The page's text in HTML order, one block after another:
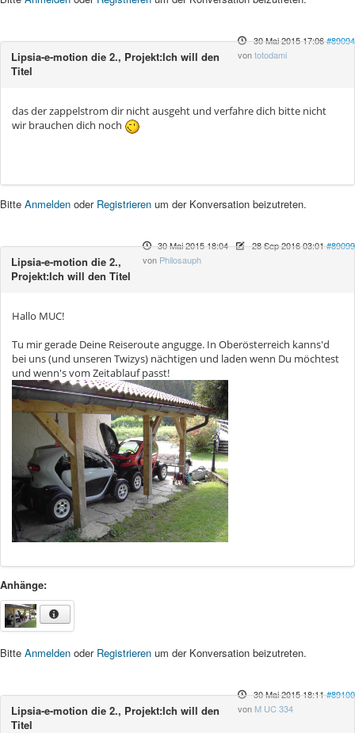
30 Mai 2015 17:06#89094
vontotodami
Lipsia-e-motion die 2., Projekt:Ich will den
Titel
das der zappelstrom dir nicht ausgeht und verfahre dich bitte nicht
wir brauchen dich noch
Bitte Anmelden oder Registrieren um der Konversation beizutreten.
30 Mai 2015 18:04- 28 Sep 2016 03:01#89099
von Philosauph
Lipsia-e-motion die 2.,
Projekt:Ich will den Titel
Hallo MUC!
Tu mir gerade Deine Reiseroute angugge. In Oberösterreich kanns'd
bei uns (und unseren Twizys) nächtigen und laden wenn Du möchtest
und wenn's vom Zeitablauf passt!
Anhänge:
Bitte Anmelden oder Registrieren um der Konversation beizutreten.
30 Mai 2015 18:11#89100
von M UC 334
Lipsia-e-motion die 2., Projekt:Ich will den
Titel